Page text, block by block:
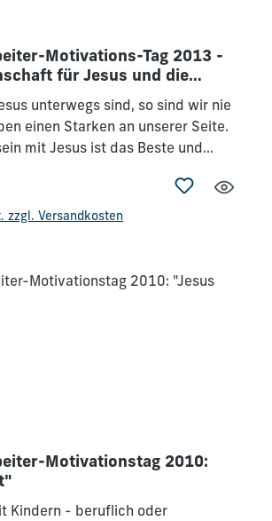
Motivations-Tag 2013 -
für Jesus und die
unterwegs sind, so sind wir nie
einen Starken an unserer Seite.
mit Jesus ist das Beste und
wie du im Alltag ganz praktisch
kannst.
zzgl. Versandkosten
Motivationstag 2010:
Kindern - beruflich oder